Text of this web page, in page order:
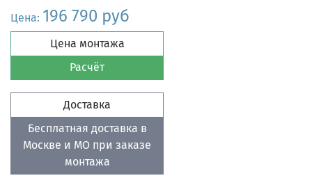
Цена: 196 790 руб
Цена монтажа
Расчёт
Доставка
Бесплатная доставка в
Москве и МО при заказе
монтажа